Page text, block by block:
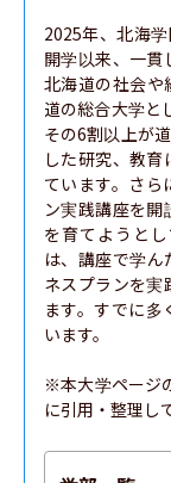
2025年、北海
開学以来、一貫
北海道の社会や
道の総合大学と
その6割以上が
した研究、教
ています。さら
ン実践講座を
を育てようと
は、講座で学
ネスプランを実
ます。すでに
います。
※本大学ページ
に引用・整理し